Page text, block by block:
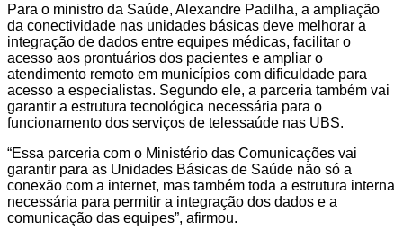
Para o ministro da Saúde, Alexandre Padilha, a ampliação
da conectividade nas unidades básicas deve melhorar a
integração de dados entre equipes médicas, facilitar o
acesso aos prontuários dos pacientes e ampliar o
atendimento remoto em municípios com dificuldade para
acesso a especialistas. Segundo ele, a parceria também vai
garantir a estrutura tecnológica necessária para o
funcionamento dos serviços de telessaúde nas UBS.
“Essa parceria com o Ministério das Comunicações vai
garantir para as Unidades Básicas de Saúde não só a
conexão com a internet, mas também toda a estrutura interna
necessária para permitir a integração dos dados e a
comunicação das equipes”, afirmou.